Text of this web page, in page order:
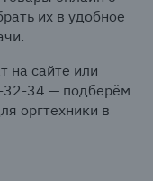
их в удобное
на сайте или
32-34 — подберём
оргтехники в